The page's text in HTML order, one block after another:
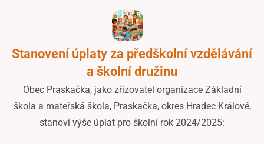
Stanovení úplaty za předškolní vzdělávání
a školní družinu
Obec Praskačka, jako zřizovatel organizace Základní
škola a mateřská škola, Praskačka, okres Hradec Králové,
stanoví výše úplat pro školní rok 2024/2025: